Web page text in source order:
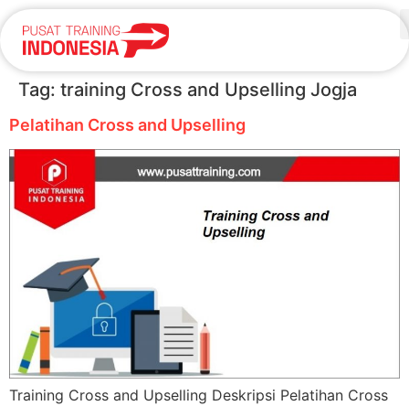
Tag: training Cross and Upselling Jogja
Pelatihan Cross and Upselling
Training Cross and Upselling Deskripsi Pelatihan Cross